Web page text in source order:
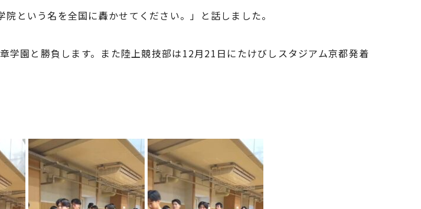
という名を全国に轟かせてください。」と話しました。
園と勝負します。また陸上競技部は12月21日にたけびしスタジアム京都発着